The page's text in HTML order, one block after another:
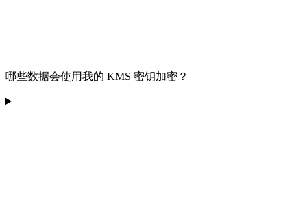
哪些数据会使用我的 KMS 密钥加密？